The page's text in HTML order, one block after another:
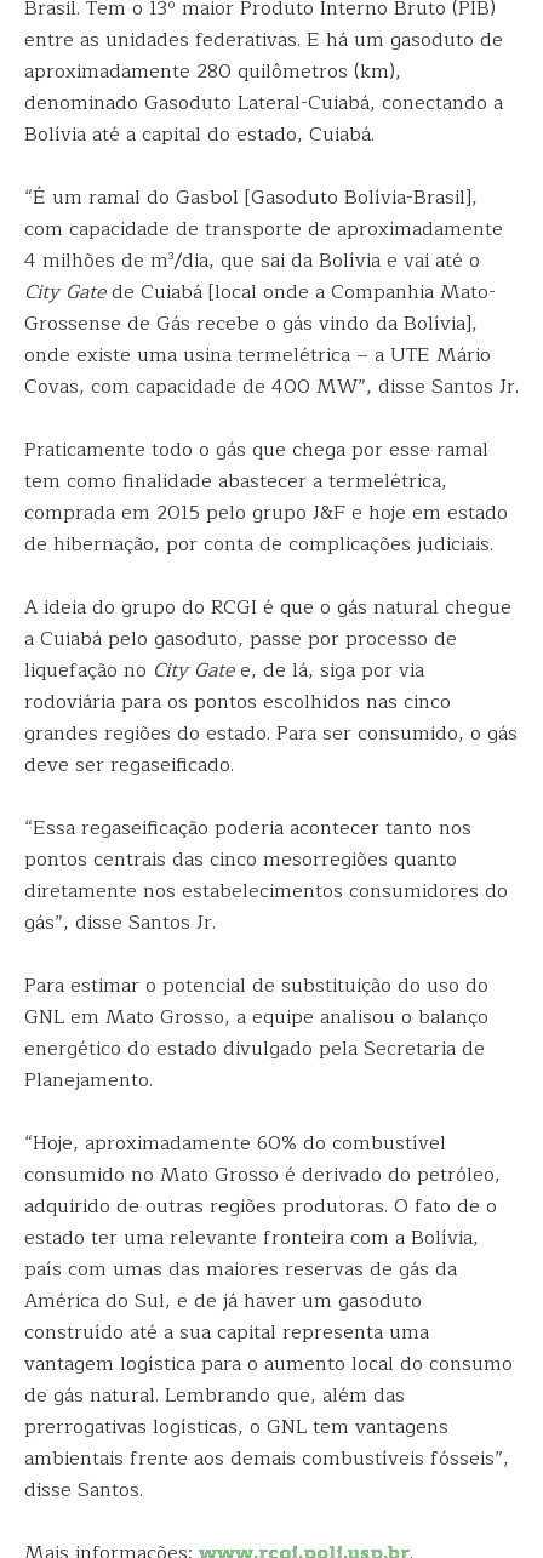
Brasil. Tem o 13º maior Produto Interno Bruto (PIB)
entre as unidades federativas. E há um gasoduto de
aproximadamente 280 quilômetros (km),
denominado Gasoduto Lateral-Cuiabá, conectando a
Bolívia até a capital do estado, Cuiabá.
“É um ramal do Gasbol [Gasoduto Bolívia-Brasil],
com capacidade de transporte de aproximadamente
4 milhões de m³/dia, que sai da Bolívia e vai até o
City Gatede Cuiabá [local onde a Companhia Mato-
Grossense de Gás recebe o gás vindo da Bolívia],
onde existe uma usina termelétrica – a UTE Mário
Covas, com capacidade de 400 MW”, disse Santos Jr.
Praticamente todo o gás que chega por esse ramal
tem como finalidade abastecer a termelétrica,
comprada em 2015 pelo grupo J&F e hoje em estado
de hibernação, por conta de complicações judiciais.
A ideia do grupo do RCGI é que o gás natural chegue
a Cuiabá pelo gasoduto, passe por processo de
liquefação no City Gatee, de lá, siga por via
rodoviária para os pontos escolhidos nas cinco
grandes regiões do estado. Para ser consumido, o gás
deve ser regaseificado.
“Essa regaseificação poderia acontecer tanto nos
pontos centrais das cinco mesorregiões quanto
diretamente nos estabelecimentos consumidores do
gás”, disse Santos Jr.
Para estimar o potencial de substituição do uso do
GNL em Mato Grosso, a equipe analisou o balanço
energético do estado divulgado pela Secretaria de
Planejamento.
“Hoje, aproximadamente 60% do combustível
consumido no Mato Grosso é derivado do petróleo,
adquirido de outras regiões produtoras. O fato de o
estado ter uma relevante fronteira com a Bolívia,
país com umas das maiores reservas de gás da
América do Sul, e de já haver um gasoduto
construído até a sua capital representa uma
vantagem logística para o aumento local do consumo
de gás natural. Lembrando que, além das
prerrogativas logísticas, o GNL tem vantagens
ambientais frente aos demais combustíveis fósseis”,
disse Santos.